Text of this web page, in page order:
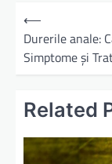
N⟵
Durerile anale:
Simptome și
Related